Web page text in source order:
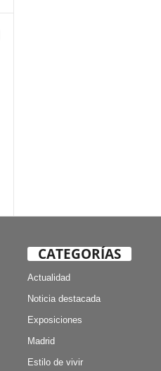
CATEGORÍAS
Actualidad
Noticia destacada
Exposiciones
Madrid
Estilo de vivir